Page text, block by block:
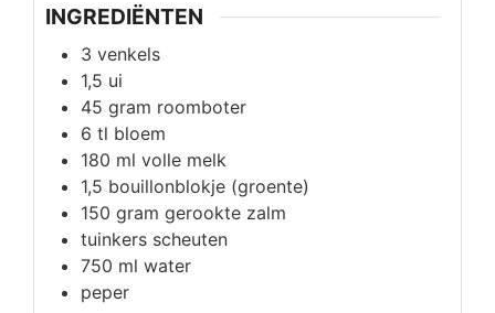
INGREDIËNTEN
3 venkels
1,5 ui
45 gram roomboter
6 tl bloem
180 ml volle melk
1,5 bouillonblokje (groente)
150 gram gerookte zalm
tuinkers scheuten
750 ml water
peper